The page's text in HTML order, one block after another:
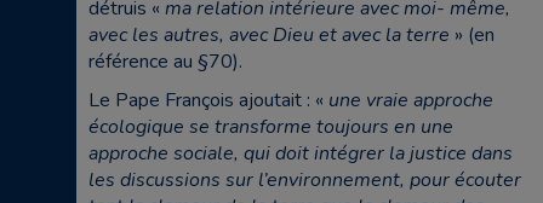
détruis « ma relation intérieure avec moi- même,
avec les autres, avec Dieu et avec la terre » (en
référence au §70).
Le Pape François ajoutait : « une vraie approche
écologique se transforme toujours en une
approche sociale, qui doit intégrer la justice dans
les discussions sur l’environnement, pour écouter